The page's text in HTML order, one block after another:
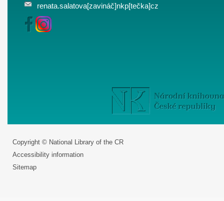
renata.salatova[zavináč]nkp[tečka]cz
Copyright © National Library of the CR
Accessibility information
Sitemap